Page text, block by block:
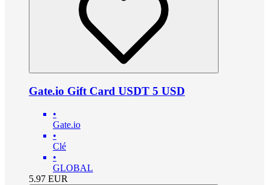
Gate.io Gift Card USDT 5 USD
•
Gate.io
•
Clé
•
GLOBAL
5.97 EUR